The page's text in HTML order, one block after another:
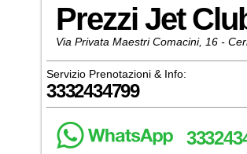
Prezzi Jet
Via Privata Maestri Comacini, 16 -
Servizio Prenotazioni & Info:
3332434799